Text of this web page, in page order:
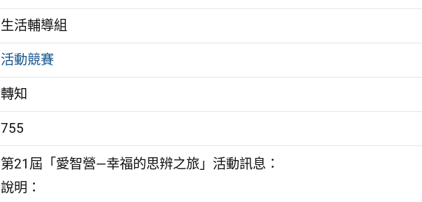
生活輔導組
活動競賽
轉知
755
第21屆「愛智營—幸福的思辨之旅」活動訊息：
說明：